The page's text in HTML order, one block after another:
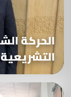
الحركة